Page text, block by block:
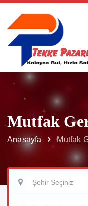
Mutfak
Anasayfa Mutfak